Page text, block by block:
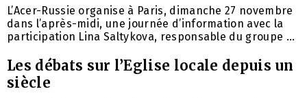
L’Acer-Russie organise à Paris, dimanche 27 novembre
dans l’après-midi, une journée d’information avec la
participation Lina Saltykova, responsable du groupe ...
Les débats sur l’Eglise locale depuis un
siècle